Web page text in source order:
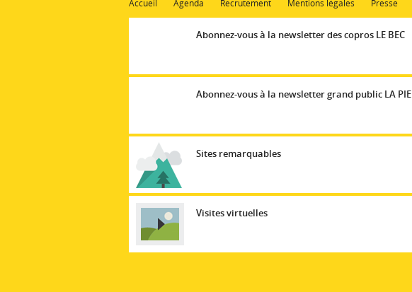
Accueil Agenda Recrutement Mentions légales Presse
Abonnez-vous à la newsletter des copros LE BEC
Abonnez-vous à la newsletter grand public LA PIE
Sites remarquables
Visites virtuelles